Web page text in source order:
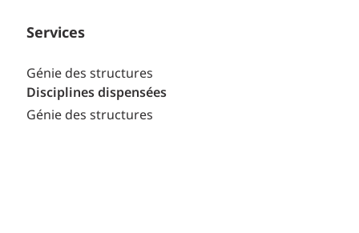
Services
Génie des structures
Disciplines dispensées
Génie des structures